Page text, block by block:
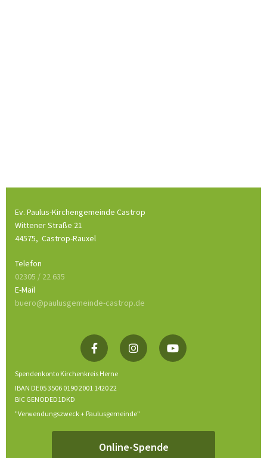
Ev. Paulus-Kirchengemeinde Castrop
Wittener Straße 21
44575, Castrop-Rauxel
Telefon
02305 / 22 635
E-Mail
buero@paulusgemeinde-castrop.de
Spendenkonto Kirchenkreis Herne
IBAN DE05 3506 0190 2001 1420 22
BIC GENODED1DKD
"Verwendungszweck + Paulusgemeinde"
Online-Spende